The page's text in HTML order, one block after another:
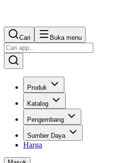
Cari Buka menu
Produk
Katalog
Pengembang
Sumber Daya
Harga